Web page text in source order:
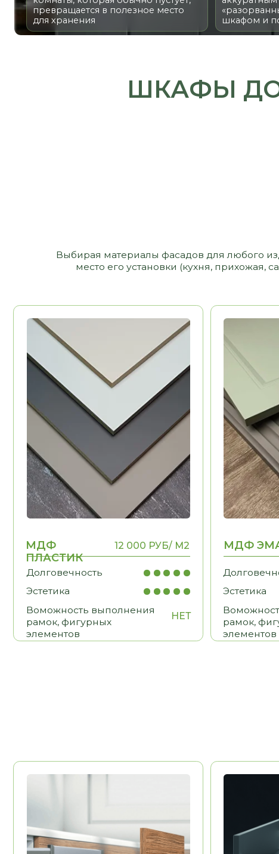
ШКАФЫ ДО
12 000 РУБ/ М2
МДФ
ПЛАСТИК
Долговечность
Воможность
рамок, фигурных
элементов
МДФ ЭМАЛЬ
Эстетика
Воможность выполнения
рамок, фигурных
элементов
Эстетика
НЕТ
Долговечность
HETTICH
BLUM Австрия